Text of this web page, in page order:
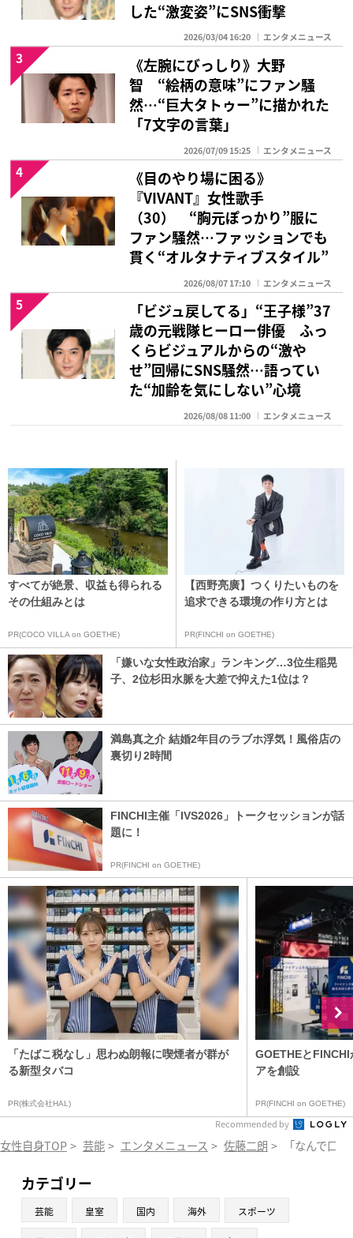
した“激変姿”にSNS衝撃
2026/03/04 16:20 エンタメニュース
《左腕にびっしり》大野
智 “絵柄の意味”にファン騒
然…“巨大タトゥー”に描かれた
「7文字の言葉」
2026/07/09 15:25 エンタメニュース
3
《目のやり場に困る》
『VIVANT』女性歌手
（30） “胸元ぽっかり”服に
ファン騒然…ファッションでも
貫く“オルタナティブスタイル”
2026/08/07 17:10 エンタメニュース
4
「ビジュ戻してる」“王子様”37
歳の元戦隊ヒーロー俳優 ふっ
くらビジュアルからの“激や
せ”回帰にSNS騒然…語ってい
た“加齢を気にしない”心境
2026/08/08 11:00 エンタメニュース
5
すべてが絶景、収益も得られる
その仕組みとは
PR(COCO VILLA on GOETHE)
【西野亮廣】つくりたいものを
追求できる環境の作り方とは
PR(FINCHI on GOETHE)
「嫌いな女性政治家」ランキング…3位生稲晃
子、2位杉田水脈を大差で抑えた1位は？
満島真之介 結婚2年目のラブホ浮気！風俗店の
裏切り2時間
FINCHI主催「IVS2026」トークセッションが話
題に！
PR(FINCHI on GOETHE)
「たばこ税なし」思わぬ朗報に喫煙者が群が
る新型タバコ
PR(株式会社HAL)
GOETHEと
アを創設
PR(FINCHI on GOETHE)
Recommended by
女性自身TOP > 芸能 > エンタメニュース > 佐藤二朗 > 「なんで口
カテゴリー
芸能 皇室 国内 海外 スポーツ